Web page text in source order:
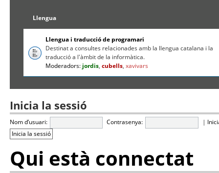
Llengua
Llengua i traducció de programari
Destinat a consultes relacionades amb la llengua catalana i la
traducció a l'àmbit de la informàtica.
Moderadors: jordis,cubells,xavivars
Inicia la sessió
Nom d’usuari: Contrasenya: |
Qui està connectat